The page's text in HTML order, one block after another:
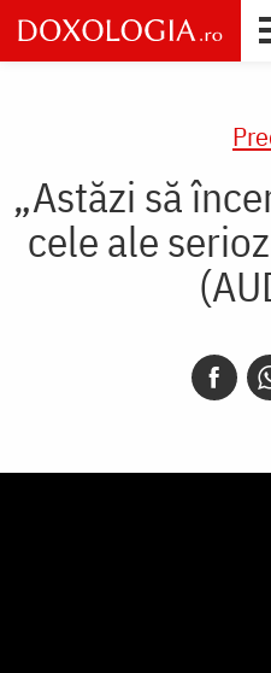
Skip
to
main
„Astăzi să
cele ale